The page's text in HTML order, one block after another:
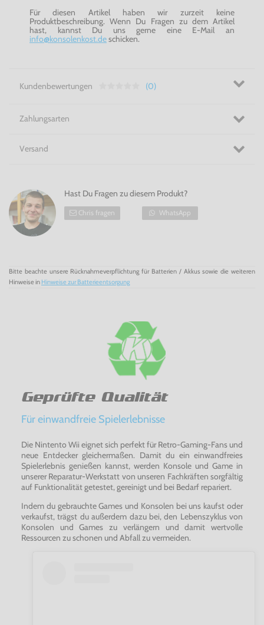
Für diesen Artikel haben wir zurzeit keine
Produktbeschreibung. Wenn Du Fragen zu dem Artikel
hast, kannst Du uns gerne eine E-Mail an
info@konsolenkost.deschicken.
Kundenbewertungen (0)
Zahlungsarten
Versand
Hast Du Fragen zu diesem Produkt?
Chris fragen WhatsApp
Bitte beachte unsere Rücknahmeverpflichtung für Batterien / Akkus sowie die weiteren
Hinweise in Hinweise zur Batterieentsorgung
Geprüfte Qualität
Für einwandfreie Spielerlebnisse
Die Nintento Wii eignet sich perfekt für Retro-Gaming-Fans und
neue Entdecker gleichermaßen. Damit du ein einwandfreies
Spielerlebnis genießen kannst, werden Konsole und Game in
unserer Reparatur-Werkstatt von unseren Fachkräften sorgfältig
auf Funktionalität getestet, gereinigt und bei Bedarf repariert.
Indem du gebrauchte Games und Konsolen bei uns kaufst oder
verkaufst, trägst du außerdem dazu bei, den Lebenszyklus von
Konsolen und Games zu verlängern und damit wertvolle
Ressourcen zu schonen und Abfall zu vermeiden.